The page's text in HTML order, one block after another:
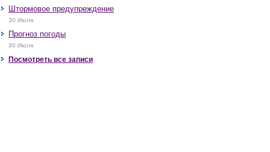
Штормовое предупреждение
30 Июля
Прогноз погоды
30 Июля
Посмотреть все записи